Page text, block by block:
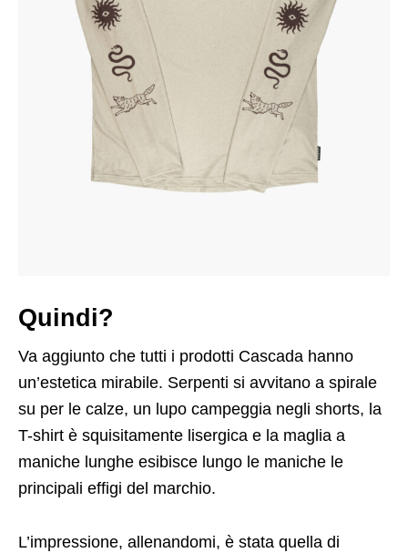
Quindi?
Va aggiunto che tutti i prodotti Cascada hanno
un’estetica mirabile. Serpenti si avvitano a spirale
su per le calze, un lupo campeggia negli shorts, la
T-shirt è squisitamente lisergica e la maglia a
maniche lunghe esibisce lungo le maniche le
principali effigi del marchio.
L’impressione, allenandomi, è stata quella di